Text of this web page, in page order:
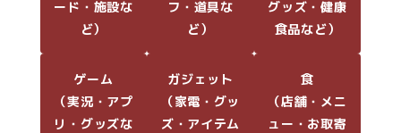
ード・施設な
ど）
フ・道具な
ど）
グッズ・健康
食品など）
ゲーム
（実況・アプ
リ・グッズな
ガジェット
（家電・グッ
ズ・アイテム
食
（店舗・メニ
ュー・お取寄